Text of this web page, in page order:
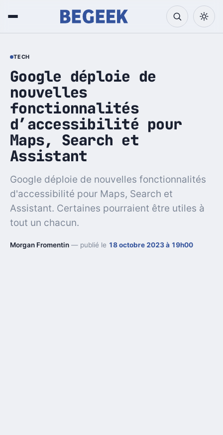
TECH
Google déploie de
nouvelles
fonctionnalités
d’accessibilité pour
Maps, Search et
Assistant
Google déploie de nouvelles fonctionnalités
d'accessibilité pour Maps, Search et
Assistant. Certaines pourraient être utiles à
tout un chacun.
Morgan Fromentin — publié le 18 octobre 2023 à 19h00